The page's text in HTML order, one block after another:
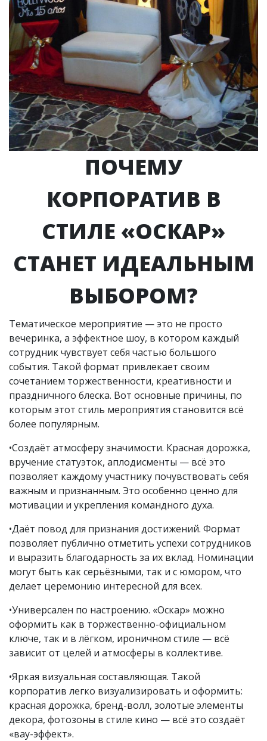
ПОЧЕМУ
КОРПОРАТИВ В
СТИЛЕ «ОСКАР»
СТАНЕТ ИДЕАЛЬНЫМ
ВЫБОРОМ?
Тематическое мероприятие — это не просто
вечеринка, а эффектное шоу, в котором каждый
сотрудник чувствует себя частью большого
события. Такой формат привлекает своим
сочетанием торжественности, креативности и
праздничного блеска. Вот основные причины, по
которым этот стиль мероприятия становится всё
более популярным.
•Создаёт атмосферу значимости. Красная дорожка,
вручение статуэток, аплодисменты — всё это
позволяет каждому участнику почувствовать себя
важным и признанным. Это особенно ценно для
мотивации и укрепления командного духа.
•Даёт повод для признания достижений. Формат
позволяет публично отметить успехи сотрудников
и выразить благодарность за их вклад. Номинации
могут быть как серьёзными, так и с юмором, что
делает церемонию интересной для всех.
•Универсален по настроению. «Оскар» можно
оформить как в торжественно-официальном
ключе, так и в лёгком, ироничном стиле — всё
зависит от целей и атмосферы в коллективе.
•Яркая визуальная составляющая. Такой
корпоратив легко визуализировать и оформить:
красная дорожка, бренд-волл, золотые элементы
декора, фотозоны в стиле кино — всё это создаёт
«вау-эффект».